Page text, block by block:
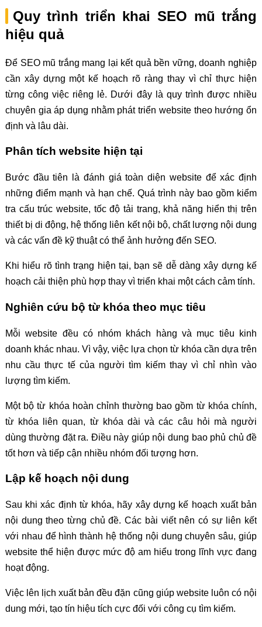
Quy trình triển khai SEO mũ trắng
hiệu quả
Để SEO mũ trắng mang lại kết quả bền vững, doanh nghiệp
cần xây dựng một kế hoạch rõ ràng thay vì chỉ thực hiện
từng công việc riêng lẻ. Dưới đây là quy trình được nhiều
chuyên gia áp dụng nhằm phát triển website theo hướng ổn
định và lâu dài.
Phân tích website hiện tại
Bước đầu tiên là đánh giá toàn diện website để xác định
những điểm mạnh và hạn chế. Quá trình này bao gồm kiểm
tra cấu trúc website, tốc độ tải trang, khả năng hiển thị trên
thiết bị di động, hệ thống liên kết nội bộ, chất lượng nội dung
và các vấn đề kỹ thuật có thể ảnh hưởng đến SEO.
Khi hiểu rõ tình trạng hiện tại, bạn sẽ dễ dàng xây dựng kế
hoạch cải thiện phù hợp thay vì triển khai một cách cảm tính.
Nghiên cứu bộ từ khóa theo mục tiêu
Mỗi website đều có nhóm khách hàng và mục tiêu kinh
doanh khác nhau. Vì vậy, việc lựa chọn từ khóa cần dựa trên
nhu cầu thực tế của người tìm kiếm thay vì chỉ nhìn vào
lượng tìm kiếm.
Một bộ từ khóa hoàn chỉnh thường bao gồm từ khóa chính,
từ khóa liên quan, từ khóa dài và các câu hỏi mà người
dùng thường đặt ra. Điều này giúp nội dung bao phủ chủ đề
tốt hơn và tiếp cận nhiều nhóm đối tượng hơn.
Lập kế hoạch nội dung
Sau khi xác định từ khóa, hãy xây dựng kế hoạch xuất bản
nội dung theo từng chủ đề. Các bài viết nên có sự liên kết
với nhau để hình thành hệ thống nội dung chuyên sâu, giúp
website thể hiện được mức độ am hiểu trong lĩnh vực đang
hoạt động.
Việc lên lịch xuất bản đều đặn cũng giúp website luôn có nội
dung mới, tạo tín hiệu tích cực đối với công cụ tìm kiếm.